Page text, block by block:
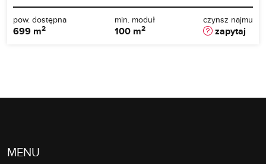
pow. dostępna
699 m2
min. moduł
100 m2
czynsz najmu
zapytaj
MENU